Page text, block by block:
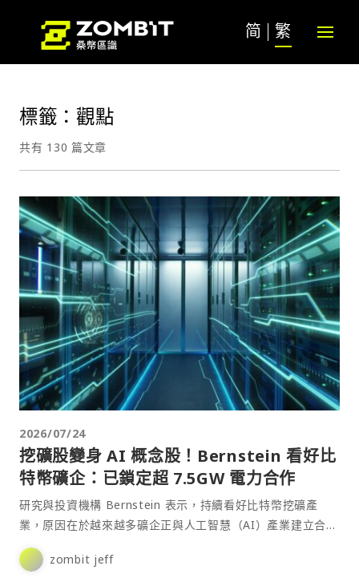
简 繁
標籤：觀點
共有 130 篇文章
2026/07/24
挖礦股變身 AI 概念股！Bernstein 看好比
特幣礦企：已鎖定超 7.5GW 電力合作
研究與投資機構 Bernstein 表示，持續看好比特幣挖礦產
業，原因在於越來越多礦企正與人工智慧（AI）產業建立合作
關係，協助解決AI資料中心面臨的電力與基礎設施⋯
zombit jeff